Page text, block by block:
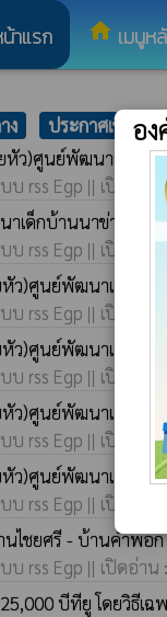
าแรก home เมนูห
ง ประกาศเชิญชวน
ว)ศูนย์พัฒนาเด็กเล็
บ rss Egp || เปิดอ่าน
เด็กบ้านนาข่าคำพอก
บ rss Egp || เปิดอ่าน
ว)ศูนย์พัฒนาเด็กเล็ก
บ rss Egp || เปิดอ่าน
)ศูนย์พัฒนาเด็กเล็ก
บ rss Egp || เปิดอ่าน
ว)ศูนย์พัฒนาเด็กเล็ก
บ rss Egp || เปิดอ่าน
ว)ศูนย์พัฒนาเด็กเล็ก
บ rss Egp || เปิดอ่าน
ไชยศรี - บ้านคำพอ
บ rss Egp || เปิดอ่าน
บีทียู โดยวิธีเฉ
อ